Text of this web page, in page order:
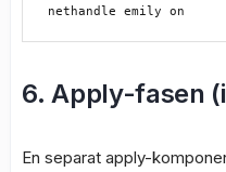
6. Apply-fasen
En separat apply-